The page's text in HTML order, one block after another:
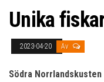
Unika
2023-04-20 Av
Södra